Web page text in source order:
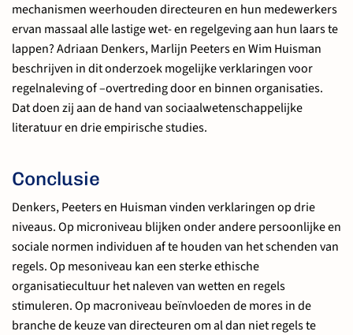
mechanismen weerhouden directeuren en hun medewerkers
ervan massaal alle lastige wet- en regelgeving aan hun laars te
lappen? Adriaan Denkers, Marlijn Peeters en Wim Huisman
beschrijven in dit onderzoek mogelijke verklaringen voor
regelnaleving of –overtreding door en binnen organisaties.
Dat doen zij aan de hand van sociaalwetenschappelijke
literatuur en drie empirische studies.
Conclusie
Denkers, Peeters en Huisman vinden verklaringen op drie
niveaus. Op microniveau blijken onder andere persoonlijke en
sociale normen individuen af te houden van het schenden van
regels. Op mesoniveau kan een sterke ethische
organisatiecultuur het naleven van wetten en regels
stimuleren. Op macroniveau beïnvloeden de mores in de
branche de keuze van directeuren om al dan niet regels te